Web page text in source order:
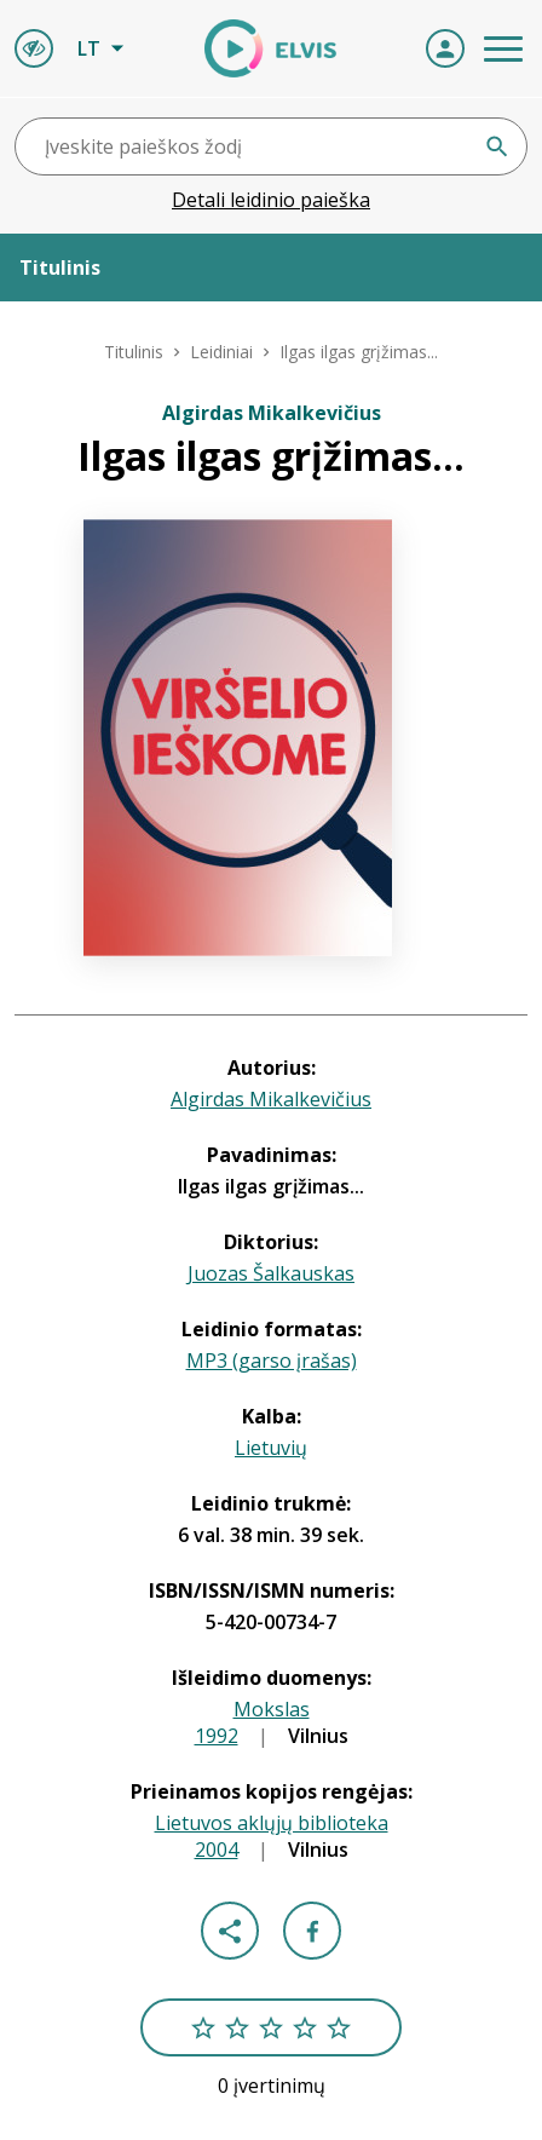
LT
Detali leidinio paieška
Titulinis
ELVIS atvyksta
Titulinis Leidiniai Ilgas ilgas grįžimas...
Algirdas Mikalkevičius
Ilgas ilgas grįžimas...
Autorius:
Algirdas Mikalkevičius
Pavadinimas:
Ilgas ilgas grįžimas...
Diktorius:
Juozas Šalkauskas
Leidinio formatas:
MP3 (garso įrašas)
Kalba:
Lietuvių
Leidinio trukmė:
6 val. 38 min. 39 sek.
ISBN/ISSN/ISMN numeris:
5-420-00734-7
Išleidimo duomenys:
Mokslas
1992 | Vilnius
Prieinamos kopijos rengėjas:
Lietuvos aklųjų biblioteka
2004 | Vilnius
0 įvertinimų